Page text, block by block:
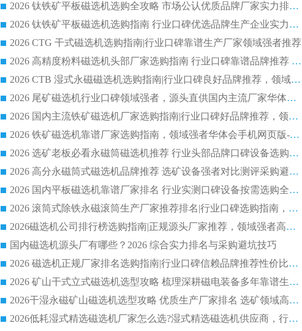
2026 钛铁矿平板磁选机选购全攻略 市场公认优质品牌厂家实力排行榜
2026 钛铁矿平板磁选机选购指南 行业口碑优选品牌生产企业实力排行榜
2026 CTG 干式磁选机选购指南|行业口碑靠谱生产厂家领域强者推荐
2026 高精度粉料磁选机头部厂家选购指南 行业口碑靠谱品牌推荐 领域强者华体会手机网页版-华体会(中国) 解析
2026 CTB 湿式永磁磁选机选购指南|行业口碑良好品牌推荐，领域强者华体会手机网页版-华体会(中国)
2026 尾矿磁选机行业口碑领域强者，源头直供国内主流厂家华体会手机网页版-华体会(中国) 一站式服务
2026 国内主流铁矿磁选机厂家选购指南|行业口碑好品牌推荐，领域强者华体会手机网页版-华体会(中国)
2026 铁矿磁选机靠谱厂家选购指南，领域强者华体会手机网页版-华体会(中国) 铁矿磁选机性价比高
2026 选矿老板必看永磁筒磁选机推荐 行业头部品牌口碑设备选购全攻略
2026 高分永磁筒式磁选机品牌推荐 选矿设备强者对比测评采购避坑全攻略
2026 国内平板磁选机靠谱厂家排名 行业实测口碑设备按需选购全指南
2026 滚筒式除铁永磁滚筒生产厂家推荐排名|行业口碑选购指南，领域强者源头厂商精选
2026磁选机公司排行榜选购指南|正规源头厂家推荐，领域强者高性价比靠谱信赖品牌
国内磁选机源头厂有哪些？2026 综合实力排名与采购避坑技巧
2026 磁选机正规厂家排名选购指南|行业口碑信赖品牌推荐性价比高靠谱磁电企业
2026 矿山干式立式磁选机选型攻略 梳理深耕磁电装备多年靠谱生产厂商
2026干湿永磁矿山磁选机选型攻略 优质生产厂家排名 选矿领域高口碑品牌推荐指南
2026低耗湿式精​选磁选机厂家怎么选?湿式精选磁选机供应商，行业认可度较高生产厂家华体会手机网页版-华体会(中国) 全面解析